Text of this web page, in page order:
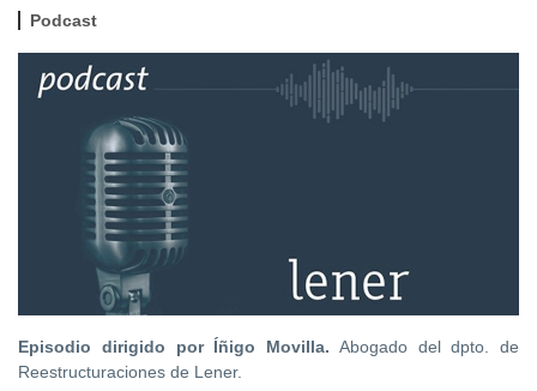
Podcast
Episodio dirigido por Íñigo Movilla. Abogado del dpto. de
Reestructuraciones de Lener.